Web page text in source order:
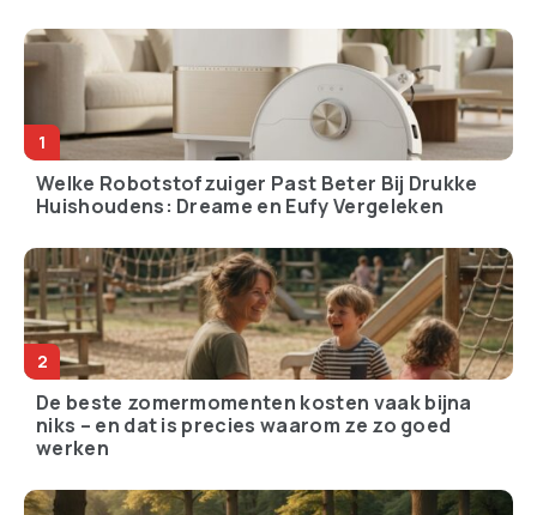
Welke Robotstofzuiger Past Beter Bij Drukke
Huishoudens: Dreame en Eufy Vergeleken
De beste zomermomenten kosten vaak bijna
niks – en dat is precies waarom ze zo goed
werken